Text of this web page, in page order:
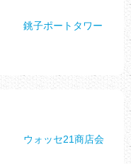
銚子ポートタワー
ウォッセ21商店会